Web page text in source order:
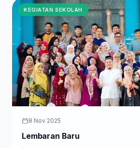
KEGIATAN SEKOLAH
8 Nov 2025
Lembaran Baru